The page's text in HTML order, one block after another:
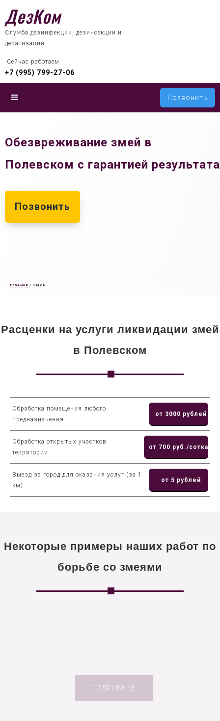
ДезКом
Служба дезинфекции, дезинсекции и
дератизации
Сейчас работаем
+7 (995) 799-27-06
Позвонить
Обезвреживание змей в
Полевском с гарантией результата
Позвонить
Главная / Змеи.
Расценки на услуги ликвидации змей
в Полевском
Обработка помещения любого
предназначения
от 3000 рублей
Обработка открытых участков
территории
от 700 руб./сотка
Выезд за город для оказания услуг (за 1
км)
от 5 рублей
Некоторые примеры наших работ по
борьбе со змеями
ПОДРОБНЕЕ